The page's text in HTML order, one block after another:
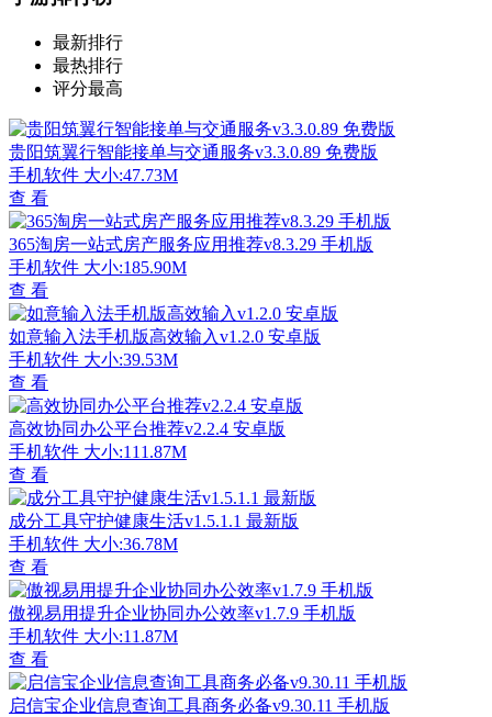
最新排行
最热排行
评分最高
贵阳筑翼行智能接单与交通服务v3.3.0.89 免费版
手机软件 大小:47.73M
查 看
365淘房一站式房产服务应用推荐v8.3.29 手机版
手机软件 大小:185.90M
查 看
如意输入法手机版高效输入v1.2.0 安卓版
手机软件 大小:39.53M
查 看
高效协同办公平台推荐v2.2.4 安卓版
手机软件 大小:111.87M
查 看
成分工具守护健康生活v1.5.1.1 最新版
手机软件 大小:36.78M
查 看
傲视易用提升企业协同办公效率v1.7.9 手机版
手机软件 大小:11.87M
查 看
启信宝企业信息查询工具商务必备v9.30.11 手机版